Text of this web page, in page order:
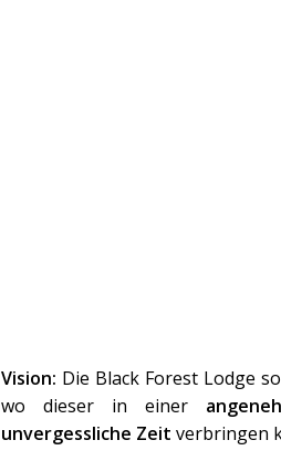
Vision: Die Black Forest Lodge
wo dieser in einer
unvergessliche Zeit verbringen